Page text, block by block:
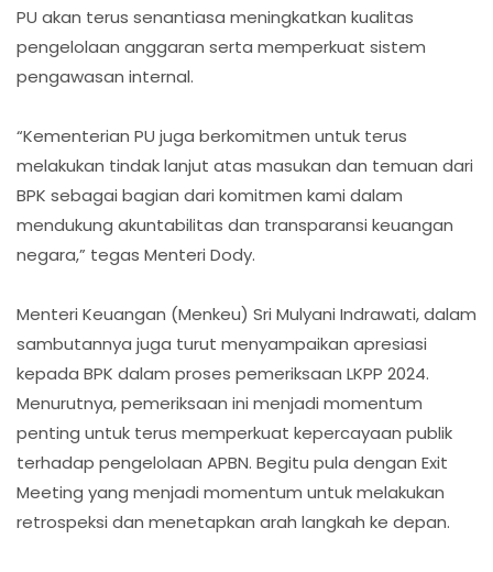
PU akan terus senantiasa meningkatkan kualitas
pengelolaan anggaran serta memperkuat sistem
pengawasan internal.
“Kementerian PU juga berkomitmen untuk terus
melakukan tindak lanjut atas masukan dan temuan dari
BPK sebagai bagian dari komitmen kami dalam
mendukung akuntabilitas dan transparansi keuangan
negara,” tegas Menteri Dody.
Menteri Keuangan (Menkeu) Sri Mulyani Indrawati, dalam
sambutannya juga turut menyampaikan apresiasi
kepada BPK dalam proses pemeriksaan LKPP 2024.
Menurutnya, pemeriksaan ini menjadi momentum
penting untuk terus memperkuat kepercayaan publik
terhadap pengelolaan APBN. Begitu pula dengan Exit
Meeting yang menjadi momentum untuk melakukan
retrospeksi dan menetapkan arah langkah ke depan.